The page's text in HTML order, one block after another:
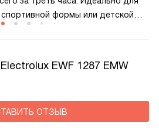
формы или детской
EWF 1287 EMW
ОТЗЫВ